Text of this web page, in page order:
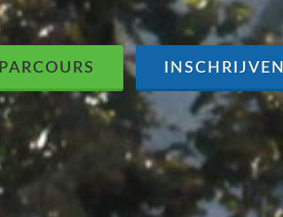
PARCOURS